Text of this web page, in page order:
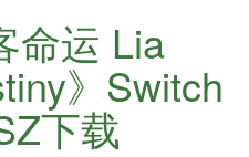
命运 Lia
》Switch
下载